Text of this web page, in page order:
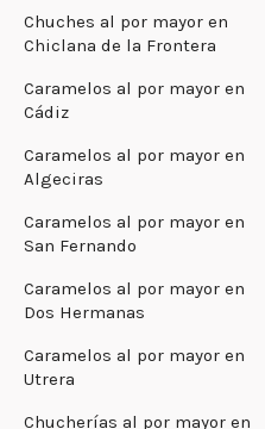
Chuches al por mayor en
Chiclana de la Frontera
Caramelos al por mayor en
Cádiz
Caramelos al por mayor en
Algeciras
Caramelos al por mayor en
San Fernando
Caramelos al por mayor en
Dos Hermanas
Caramelos al por mayor en
Utrera
Chucherías al por mayor en